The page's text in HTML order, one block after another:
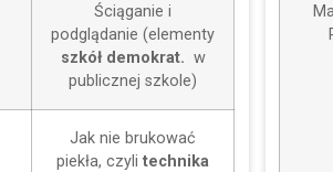
Ściąganie i
podglądanie (elementy
szkół demokrat. w
publicznej szkole)
Jak nie brukować
piekła, czyli technika